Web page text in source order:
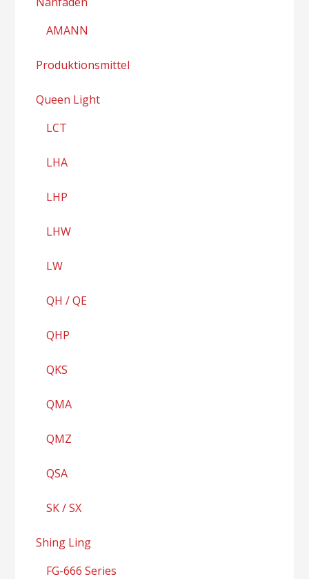
AMANN
Produktionsmittel
Queen Light
LCT
LHA
LHP
LHW
LW
QH / QE
QHP
QKS
QMA
QMZ
QSA
SK / SX
Shing Ling
FG-666 Series